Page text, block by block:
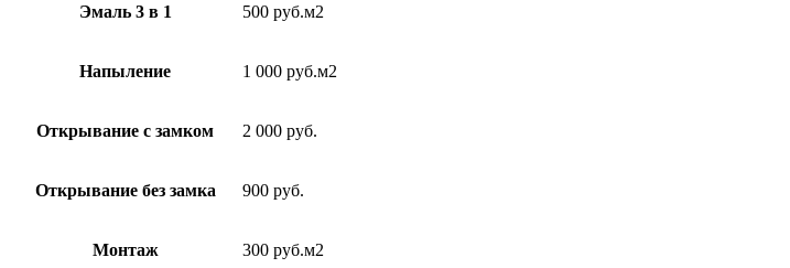
Эмаль 3 в 1 500 руб.м2
Напыление 1 000 руб.м2
Открывание с замком 2 000 руб.
Открывание без замка 900 руб.
Монтаж 300 руб.м2